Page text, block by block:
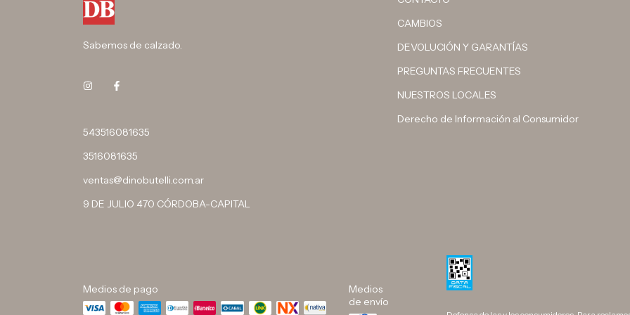
Sabemos de calzado.
543516081635
3516081635
ventas@dinobutelli.com.ar
9 DE JULIO 470 CÓRDOBA-CAPITAL
CAMBIOS
DEVOLUCIÓN Y GARANTÍAS
PREGUNTAS FRECUENTES
NUESTROS LOCALES
Derecho de Información al Consumidor
Medios de pago
Medios
de envío